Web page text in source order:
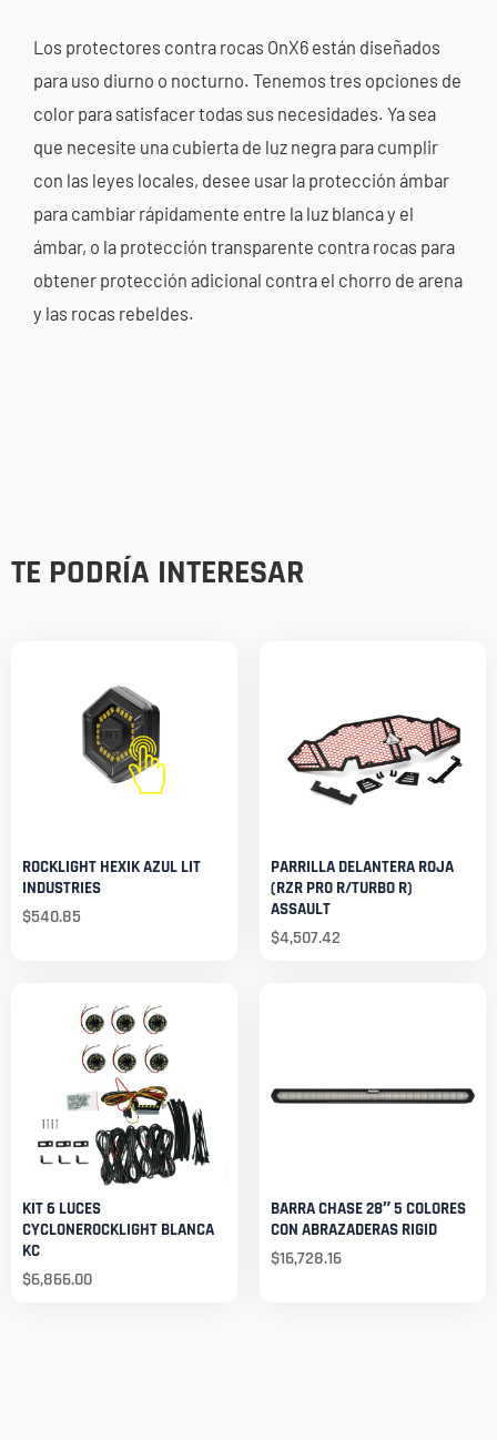
Los protectores contra rocas OnX6 están diseñados
para uso diurno o nocturno. Tenemos tres opciones de
color para satisfacer todas sus necesidades. Ya sea
que necesite una cubierta de luz negra para cumplir
con las leyes locales, desee usar la protección ámbar
para cambiar rápidamente entre la luz blanca y el
ámbar, o la protección transparente contra rocas para
obtener protección adicional contra el chorro de arena
y las rocas rebeldes.
TE PODRÍA INTERESAR
ROCKLIGHT HEXIK AZUL LIT
INDUSTRIES
$540.85
PARRILLA DELANTERA ROJA
(RZR PRO R/TURBO R)
ASSAULT
$4,507.42
KIT 6 LUCES
CYCLONEROCKLIGHT BLANCA
KC
$6,866.00
BARRA CHASE 28″ 5 COLORES
CON ABRAZADERAS RIGID
$16,728.16